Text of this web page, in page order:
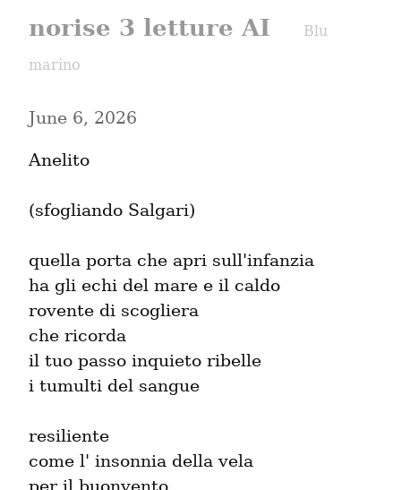
norise 3 letture AI
Blu
marino
June 6, 2026
Anelito
(sfogliando Salgari)
quella porta che apri sull'infanzia
ha gli echi del mare e il caldo
rovente di scogliera
che ricorda
il tuo passo inquieto ribelle
i tumulti del sangue
resiliente
come l' insonnia della vela
per il buonvento